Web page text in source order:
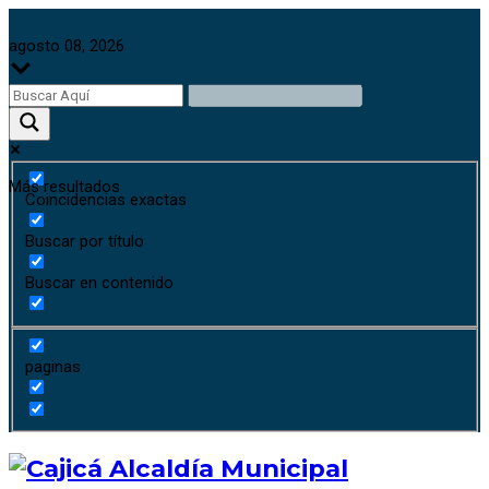
agosto 08, 2026
Más resultados
Coincidencias exactas
Buscar por título
Buscar en contenido
paginas